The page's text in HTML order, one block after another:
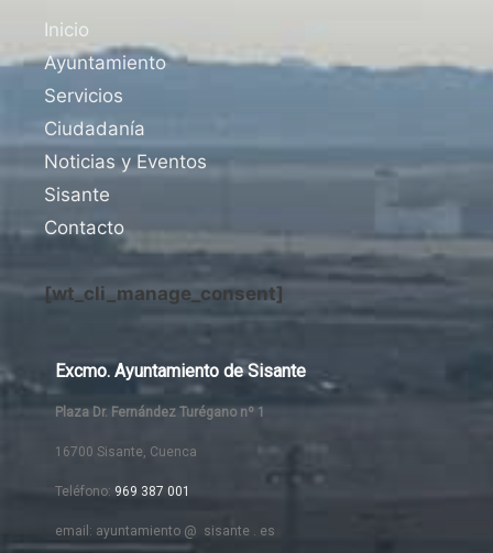
Inicio
Ayuntamiento
Servicios
Ciudadanía
Noticias y Eventos
Sisante
Contacto
[wt_cli_manage_consent]
Excmo. Ayuntamiento de Sisante
Plaza Dr. Fernández Turégano nº 1
16700 Sisante, Cuenca
Teléfono: 969 387 001
email: ayuntamiento @ sisante . es